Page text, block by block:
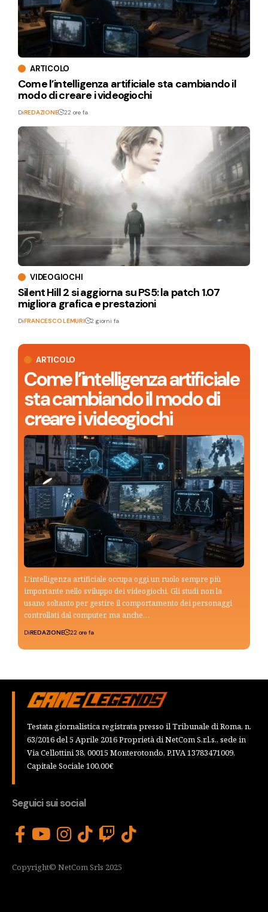
ARTICOLO
Come l’intelligenza artificiale
sta cambiando il modo di
creare i videogiochi
L'intelligenza artificiale occupa oggi un ruolo sempre più
importante nello sviluppo dei videogiochi. Gli studi non la
usano soltanto per gestire il comportamento dei personaggi
controllati dal computer, ma anche…
DiREDAZIONE 22 ore fa
ARTICOLO
Come l’intelligenza artificiale sta cambiando il
modo di creare i videogiochi
DiREDAZIONE 22 ore fa
VIDEOGIOCHI
Silent Hill 2 si aggiorna su PS5: la patch 1.07
migliora grafica e prestazioni
DiFRANCESCO LEMURI 2 giorni fa
Testata giornalistica registrata presso il Tribunale di Roma, n.
63/2016 del 5 Aprile 2016 Proprietà di NetCom S.r.l.s., sede in
Via Cellottini 38, 00015 Monterotondo, P.IVA 13783471009,
Capitale Sociale 100,00€
Seguici sui social
Copyright© NetCom Srls 2025